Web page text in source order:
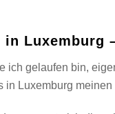
in Luxemburg
ich gelaufen bin,
in Luxemburg